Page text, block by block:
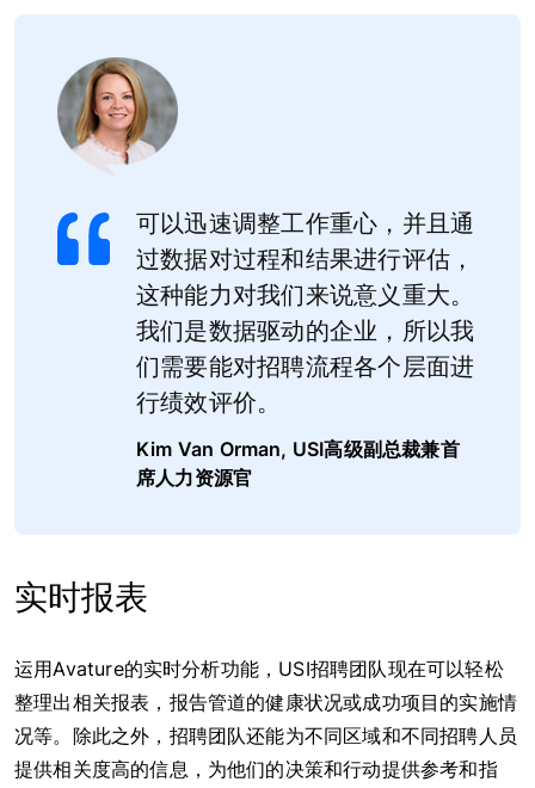
可以迅速调整工作重心，并且通
过数据对过程和结果进行评估，
这种能力对我们来说意义重大。
我们是数据驱动的企业，所以我
们需要能对招聘流程各个层面进
行绩效评价。
Kim Van Orman, USI高级副总裁兼首
席人力资源官
实时报表
运用Avature的实时分析功能，USI招聘团队现在可以轻松
整理出相关报表，报告管道的健康状况或成功项目的实施情
况等。除此之外，招聘团队还能为不同区域和不同招聘人员
提供相关度高的信息，为他们的决策和行动提供参考和指